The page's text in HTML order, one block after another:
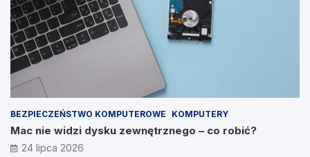
BEZPIECZEŃSTWO KOMPUTEROWE KOMPUTERY
Mac nie widzi dysku zewnętrznego – co robić?
24 lipca 2026